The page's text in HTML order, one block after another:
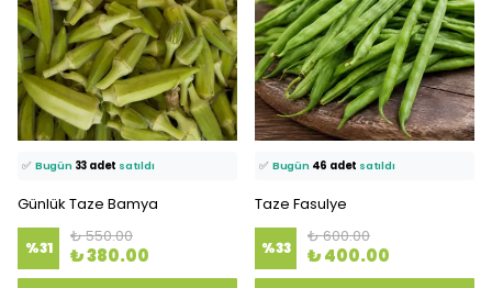
⭐️ Bu ürünü1757 kişifavoriledi!
🛒 99 kişisepetine ekledi!
✅ Bugün 33 adet satıldı
Günlük Taze Bamya
%31
₺ 550.00
₺ 380.00
⭐️ Bu ürünü1928 kişifavoriledi!
🛒 100 kişisepetine ekledi!
✅ Bugün 46 adet satıldı
Taze Fasulye
%33
₺ 600.00
₺ 400.00